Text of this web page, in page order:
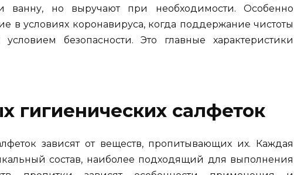
ванну, но выручают при необходимости. Особенно
в условиях коронавируса, когда поддержание чистоты
безопасности. Это главные характеристики
гигиенических салфеток
зависят от веществ, пропитывающих их. Каждая
состав, наиболее подходящий для выполнения